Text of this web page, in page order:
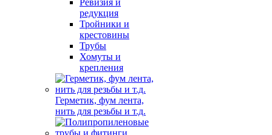
Ревизия и
редукция
Тройники и
крестовины
Трубы
Хомуты и
крепления
Герметик, фум лента,
нить для резьбы и т.д.